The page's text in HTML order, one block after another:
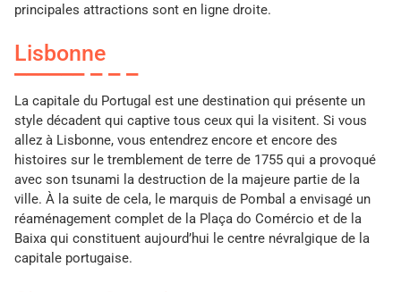
principales attractions sont en ligne droite.
Lisbonne
La capitale du Portugal est une destination qui présente un
style décadent qui captive tous ceux qui la visitent. Si vous
allez à Lisbonne, vous entendrez encore et encore des
histoires sur le tremblement de terre de 1755 qui a provoqué
avec son tsunami la destruction de la majeure partie de la
ville. À la suite de cela, le marquis de Pombal a envisagé un
réaménagement complet de la Plaça do Comércio et de la
Baixa qui constituent aujourd’hui le centre névralgique de la
capitale portugaise.